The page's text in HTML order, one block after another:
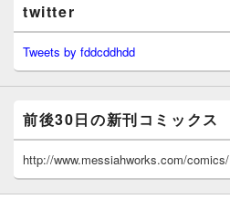
twitter
Tweets by fddcddhdd
前後30日の新刊コミックス
http://www.messiahworks.com/comics/